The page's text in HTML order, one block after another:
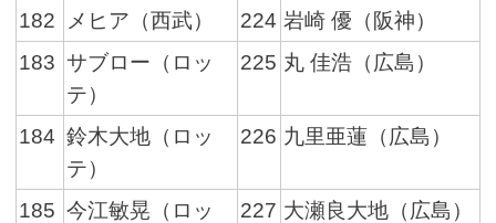
182
メヒア（西武） 224 岩崎 優（阪神）
183 サブロー（ロッ
テ）
225 丸 佳浩（広島）
184 鈴木大地（ロッ
テ）
226 九里亜蓮（広島）
185 今江敏晃（ロッ
227 大瀬良大地（広島）